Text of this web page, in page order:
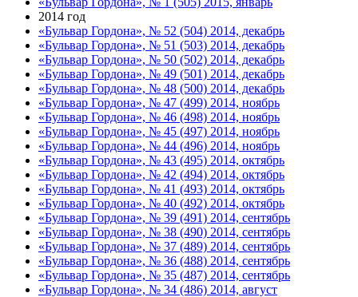
2014 год
«Бульвар Гордона», № 52 (504) 2014, декабрь
«Бульвар Гордона», № 51 (503) 2014, декабрь
«Бульвар Гордона», № 50 (502) 2014, декабрь
«Бульвар Гордона», № 49 (501) 2014, декабрь
«Бульвар Гордона», № 48 (500) 2014, декабрь
«Бульвар Гордона», № 47 (499) 2014, ноябрь
«Бульвар Гордона», № 46 (498) 2014, ноябрь
«Бульвар Гордона», № 45 (497) 2014, ноябрь
«Бульвар Гордона», № 44 (496) 2014, ноябрь
«Бульвар Гордона», № 43 (495) 2014, октябрь
«Бульвар Гордона», № 42 (494) 2014, октябрь
«Бульвар Гордона», № 41 (493) 2014, октябрь
«Бульвар Гордона», № 40 (492) 2014, октябрь
«Бульвар Гордона», № 39 (491) 2014, сентябрь
«Бульвар Гордона», № 38 (490) 2014, сентябрь
«Бульвар Гордона», № 37 (489) 2014, сентябрь
«Бульвар Гордона», № 36 (488) 2014, сентябрь
«Бульвар Гордона», № 35 (487) 2014, сентябрь
«Бульвар Гордона», № 34 (486) 2014, август